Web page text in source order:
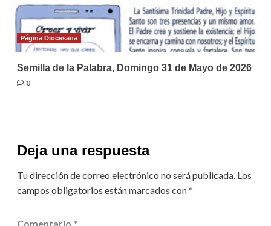
Página Diocesana
Semilla de la Palabra, Domingo 31 de Mayo de 2026
0
Deja una respuesta
Tu dirección de correo electrónico no será publicada. Los
campos obligatorios están marcados con*
Comentario *